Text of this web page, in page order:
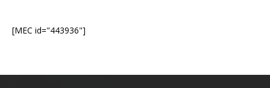
[MEC id="443936"]